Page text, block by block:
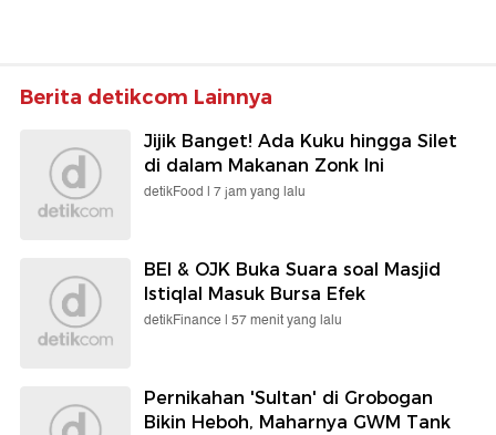
Berita detikcom Lainnya
Jijik Banget! Ada Kuku hingga Silet
di dalam Makanan Zonk Ini
detikFood | 7 jam yang lalu
BEI & OJK Buka Suara soal Masjid
Istiqlal Masuk Bursa Efek
detikFinance | 57 menit yang lalu
Pernikahan 'Sultan' di Grobogan
Bikin Heboh, Maharnya GWM Tank